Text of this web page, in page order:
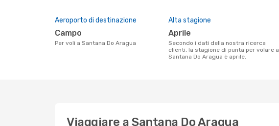
Aeroporto di destinazione
Campo
Per voli a Santana Do Aragua
Alta stagione
aprile
Secondo i dati della nostra ricerca
clienti, la stagione di punta per volare a
Santana Do Aragua è aprile.
Viaggiare a Santana Do Aragua